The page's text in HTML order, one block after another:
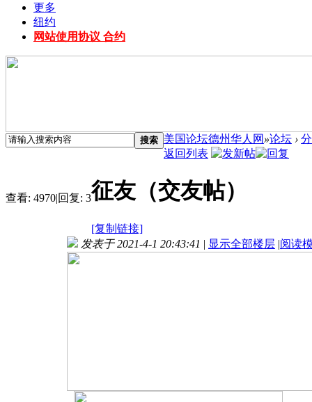
更多
纽约
网站使用协议 合约
搜索 美国论坛德州华人网 »论坛 ›
返回列表
查看: 4970|回复: 3征友（交友帖）
[复制链接]
发表于 2021-4-1 20:43:41 | 显示全部楼层 |阅读